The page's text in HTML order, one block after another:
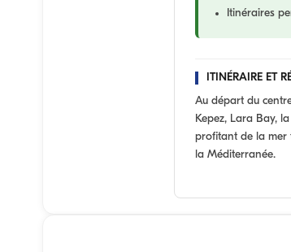
Itinéraires
ITINÉRAIRE ET
Au départ du
Kepez, Lara Bay,
profitant de la mer
la Méditerranée.